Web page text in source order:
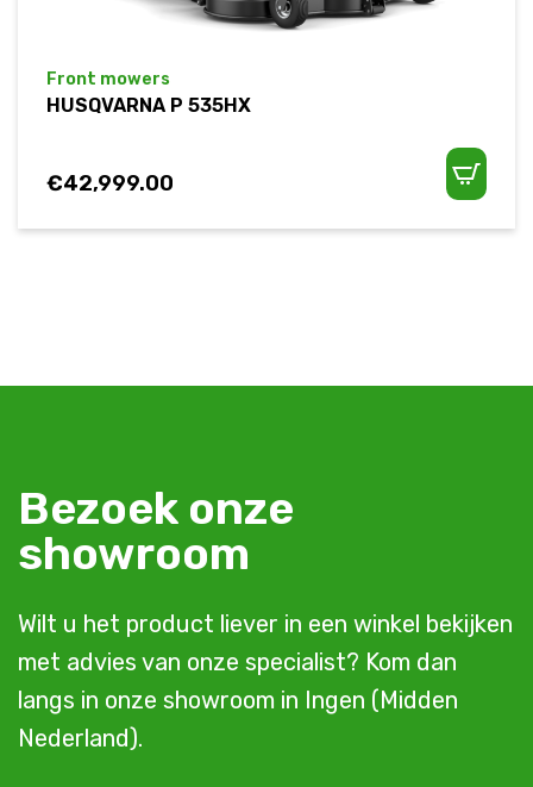
Front mowers
HUSQVARNA P 535HX
€42,999.00
Bezoek onze
showroom
Wilt u het product liever in een winkel bekijken
met advies van onze specialist? Kom dan
langs in onze showroom in Ingen (Midden
Nederland).